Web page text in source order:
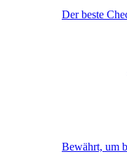
Der beste
Bewährt, um